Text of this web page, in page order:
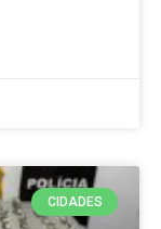
CIDADES